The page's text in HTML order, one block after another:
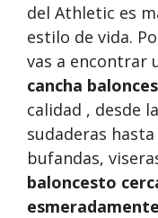
del Athletic es
estilo de vida.
vas a encontrar
cancha
calidad , desde
sudaderas
bufandas,
baloncesto